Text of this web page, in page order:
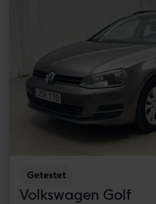
Getestet
Volkswagen Golf